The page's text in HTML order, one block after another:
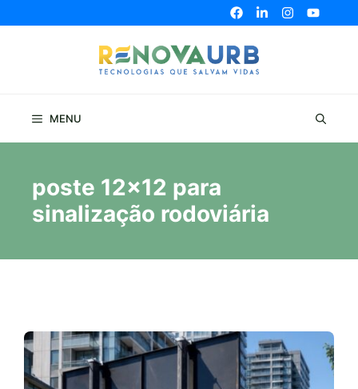
para
MENU
poste 12x12 para
sinalização rodoviária